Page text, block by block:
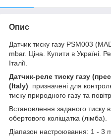
Опис
Датчик тиску газу PSM003
mbar. Ціна. Купити в Україні.
Італії.
Датчик-реле тиску газу
(Italy) призначені для
тиску природного газу та
Встановлення заданого тиску
обертового коліщатка (лімба).
Діапазон настроювання: 1 - 3